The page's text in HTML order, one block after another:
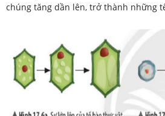
chúng tăng dần lên, trở thành những